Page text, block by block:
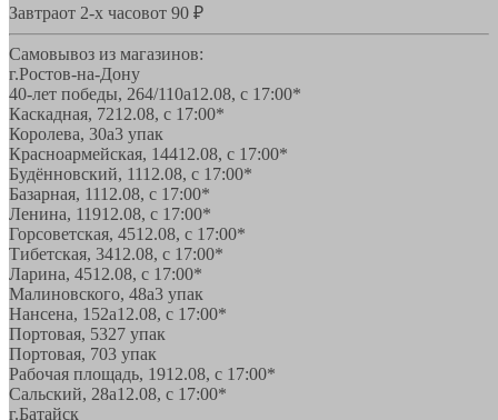
Завтраот 2-х часовот 90 ₽
Самовывоз из магазинов:
г.Ростов-на-Дону
40-лет победы, 264/110а12.08, с 17:00*
Каскадная, 7212.08, с 17:00*
Королева, 30а3 упак
Красноармейская, 14412.08, с 17:00*
Будённовский, 1112.08, с 17:00*
Базарная, 1112.08, с 17:00*
Ленина, 11912.08, с 17:00*
Горсоветская, 4512.08, с 17:00*
Тибетская, 3412.08, с 17:00*
Ларина, 4512.08, с 17:00*
Малиновского, 48а3 упак
Нансена, 152а12.08, с 17:00*
Портовая, 5327 упак
Портовая, 703 упак
Рабочая площадь, 1912.08, с 17:00*
Сальский, 28a12.08, с 17:00*
г.Батайск